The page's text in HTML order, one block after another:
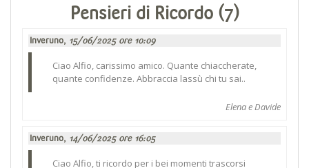
Pensieri di Ricordo (7)
Inveruno, 15/06/2025 ore 10:09
Ciao Alfio, carissimo amico. Quante chiaccherate,
quante confidenze. Abbraccia lassù chi tu sai..
Elena e Davide
Inveruno, 14/06/2025 ore 16:05
Ciao Alfio, ti ricordo per i bei momenti trascorsi